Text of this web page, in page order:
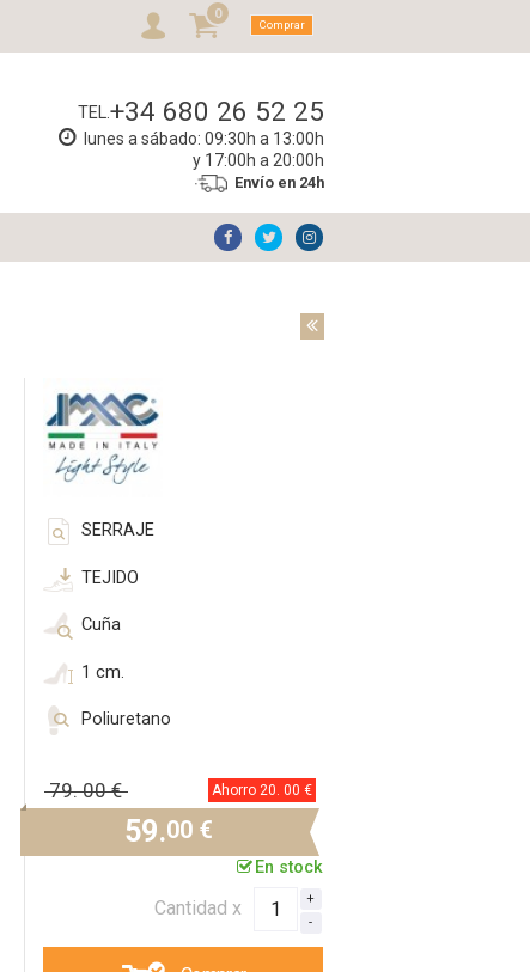
0
Comprar
TEL.+34 680 26 52 25
lunes a sábado: 09:30h a 13:00h
y 17:00h a 20:00h
Envío en 24h
SERRAJE
TEJIDO
Cuña
1 cm.
Poliuretano
79.00 € Ahorro 20. 00 €
59.00 €
En stock
Cantidad x